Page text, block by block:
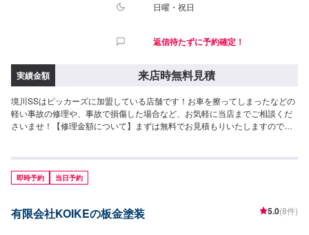
日曜・祝日
返信待たずに予約確定！
実績金額 来店時無料見積
境川SSはピッカーズに加盟している店舗です！お車を擦ってしまったなどの
軽い事故の修理や、事故で損傷した場合など、お気軽に当店までご相談くだ
さいませ！【修理金額について】まずは無料でお見積もりいたしますので、
即時予約 当日予約
有限会社KOIKEの板金塗装 5.0(8件)